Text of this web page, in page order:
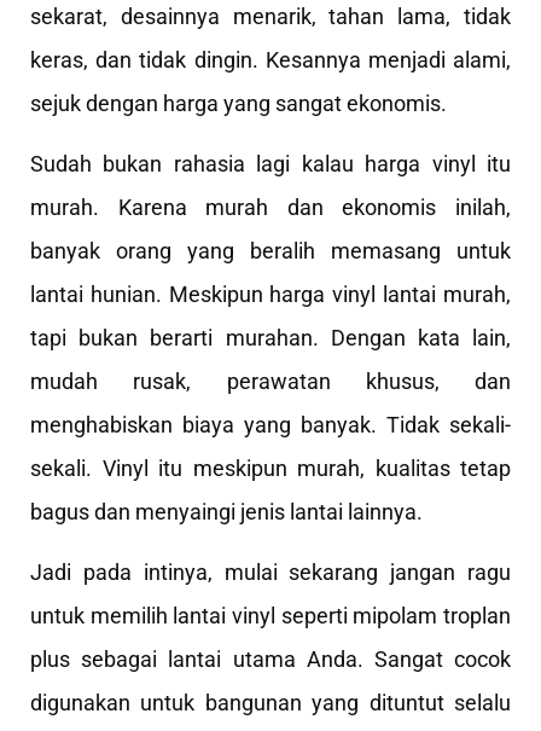
sekarat, desainnya menarik, tahan lama, tidak
keras, dan tidak dingin. Kesannya menjadi alami,
sejuk dengan harga yang sangat ekonomis.
Sudah bukan rahasia lagi kalau harga vinyl itu
murah. Karena murah dan ekonomis inilah,
banyak orang yang beralih memasang untuk
lantai hunian. Meskipun harga vinyl lantai murah,
tapi bukan berarti murahan. Dengan kata lain,
mudah rusak, perawatan khusus, dan
menghabiskan biaya yang banyak. Tidak sekali-
sekali. Vinyl itu meskipun murah, kualitas tetap
bagus dan menyaingi jenis lantai lainnya.
Jadi pada intinya, mulai sekarang jangan ragu
untuk memilih lantai vinyl seperti mipolam troplan
plus sebagai lantai utama Anda. Sangat cocok
digunakan untuk bangunan yang dituntut selalu